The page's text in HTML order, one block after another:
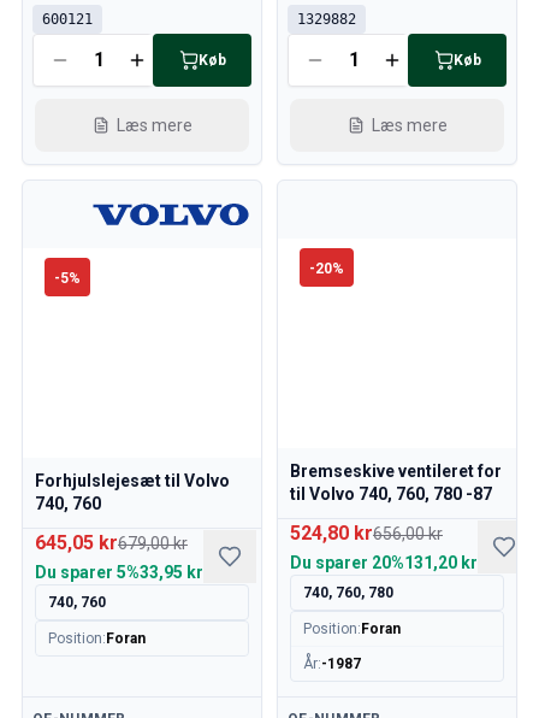
600121
Køb
Læs mere
1329882
Køb
Læs mere
-5%
Forhjulslejesæt til Volvo
740, 760
645,05 kr679,00 kr
Du sparer 5%33,95 kr
740, 760
Position: Foran
-20%
Bremseskive ventileret for
til Volvo 740, 760, 780 -87
524,80 kr656,00 kr
Du sparer 20%131,20 kr
740, 760, 780
Position: Foran
År:-1987